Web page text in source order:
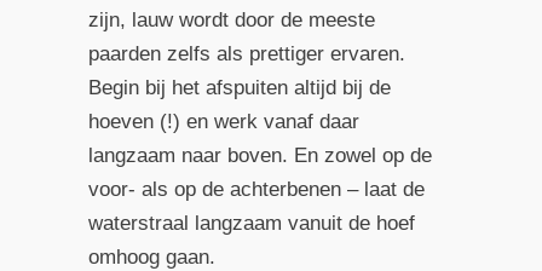
zijn, lauw wordt door de meeste
paarden zelfs als prettiger ervaren.
Begin bij het afspuiten altijd bij de
hoeven (!) en werk vanaf daar
langzaam naar boven. En zowel op de
voor- als op de achterbenen – laat de
waterstraal langzaam vanuit de hoef
omhoog gaan.